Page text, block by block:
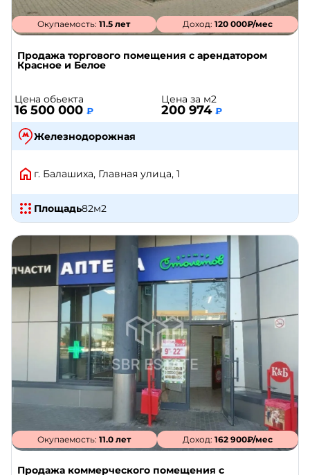
Окупаемость:11.5 лет Доход: 120 000₽/мес
Продажа торгового помещения с арендатором
Красное и Белое
Цена обьекта
16 500 000 ₽
Цена за м2
200 974 ₽
Железнодорожная
г. Балашиха, Главная улица, 1
Площадь82м2
Окупаемость:11.0 лет Доход: 162 900₽/мес
Продажа коммерческого помещения с